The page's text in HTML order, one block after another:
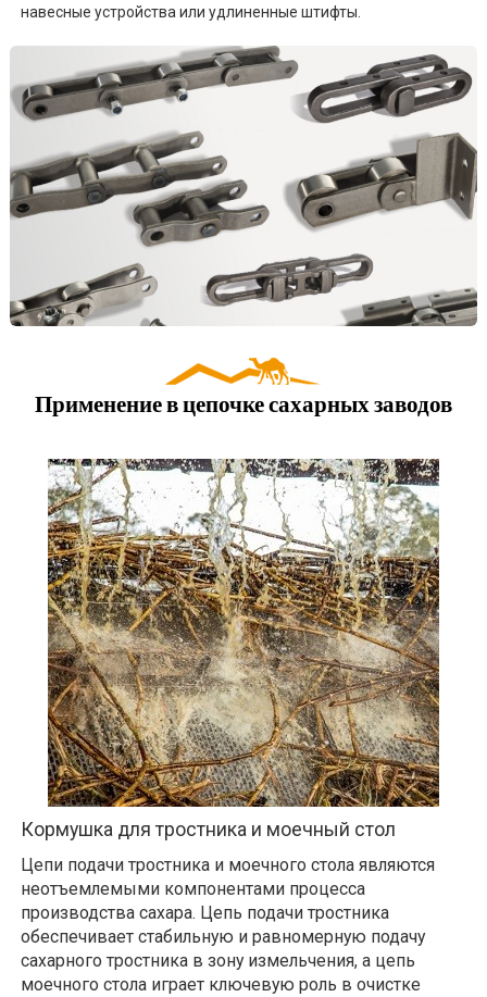
навесные устройства или удлиненные штифты.
Применение в цепочке сахарных заводов
Кормушка для тростника и моечный стол
Цепи подачи тростника и моечного стола являются
неотъемлемыми компонентами процесса
производства сахара. Цепь подачи тростника
обеспечивает стабильную и равномерную подачу
сахарного тростника в зону измельчения, а цепь
моечного стола играет ключевую роль в очистке